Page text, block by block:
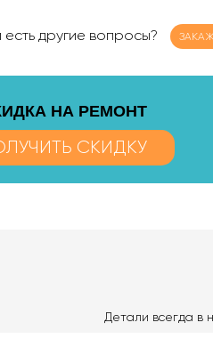
другие вопросы?
НА РЕМОНТ
СКИДКУ
Детали всегда в